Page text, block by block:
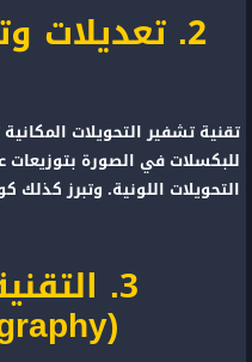
2. تعديلات وتحويلات الصورة
تقنية تشفير التحويلات
للبكسلات في الصورة
التحويلات اللونية. وتبرز كذلك
3.
(Steganography)